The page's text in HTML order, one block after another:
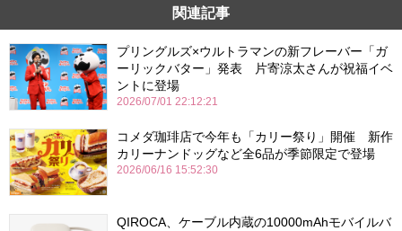
関連記事
プリングルズ×ウルトラマンの新フレーバー「ガ
ーリックバター」発表 片寄涼太さんが祝福イベ
ントに登場
2026/07/01 22:12:21
コメダ珈琲店で今年も「カリー祭り」開催 新作
カリーナンドッグなど全6品が季節限定で登場
2026/06/16 15:52:30
QIROCA、ケーブル内蔵の10000mAhモバイルバ